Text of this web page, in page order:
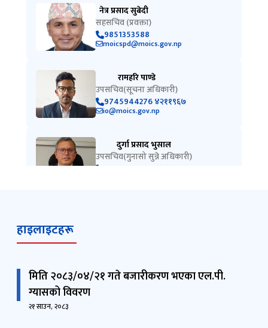
नेत्र प्रसाद सुबेदी
सहसचिव (प्रवक्ता)
9851353588
moicspd@moics.gov.np
रामहरि पाण्डे
उपसचिव(सूचना अधिकारी)
9745944276 ४२११९६७
io@moics.gov.np
दुर्गा प्रसाद भुसाल
उपसचिव(गुनासो सुन्ने अधिकारी)
4211448, ९८५१४५२४६६
हाइलाइटहरू
मिति २०८३/०४/२१ गते बजारीकरण भएका एल.पी.
ग्यासको विवरण
२१ साउन, २०८३